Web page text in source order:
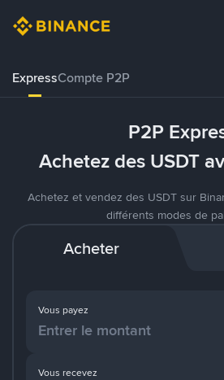
ExpressCompte P2P
P2P
Achetez des USDT
Achetez et vendez des USDT sur
différents modes de
Acheter
Vous payez
Vous recevez